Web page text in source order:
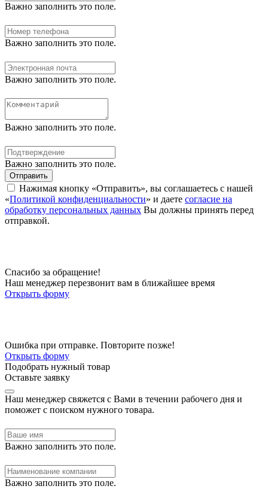
Важно заполнить это поле.
Важно заполнить это поле.
Важно заполнить это поле.
Важно заполнить это поле.
Важно заполнить это поле.
Отправить
Нажимая кнопку «Отправить», вы соглашаетесь с нашей
«Политикой конфиденциальности» и даете согласие на
обработку персональных данных Вы должны принять перед
отправкой.
Спасибо за обращение!
Наш менеджер перезвонит вам в ближайшее время
Открыть форму
Ошибка при отправке. Повторите позже!
Открыть форму
Подобрать нужный товар
Оставьте заявку
Наш менеджер свяжется с Вами в течении рабочего дня и
поможет с поиском нужного товара.
Важно заполнить это поле.
Важно заполнить это поле.